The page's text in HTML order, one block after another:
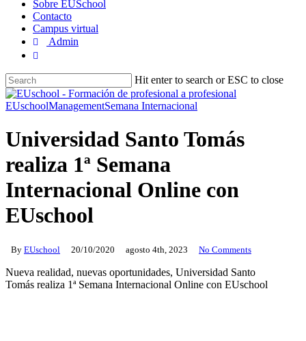
Sobre EUSchool
Contacto
Campus virtual
Admin
Hit enter to search or ESC to close
Close
Search
EUschoolManagementSemana Internacional
Universidad Santo Tomás
realiza 1ª Semana
Internacional Online con
EUschool
By EUschool 20/10/2020 agosto 4th, 2023 No Comments
Nueva realidad, nuevas oportunidades, Universidad Santo
Tomás realiza 1ª Semana Internacional Online con EUschool